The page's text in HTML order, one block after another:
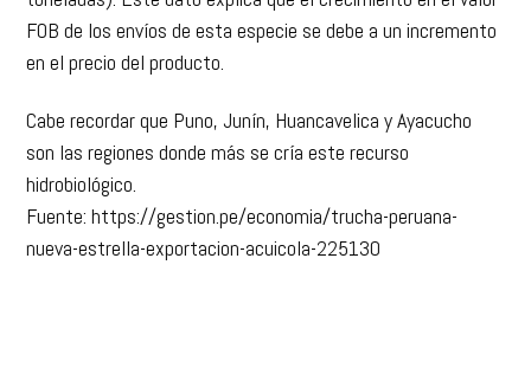
FOB de los envíos de esta especie se debe a un incremento
en el precio del producto.
Cabe recordar que Puno, Junín, Huancavelica y Ayacucho
son las regiones donde más se cría este recurso
hidrobiológico.
Fuente: https://gestion.pe/economia/trucha-peruana-
nueva-estrella-exportacion-acuicola-225130